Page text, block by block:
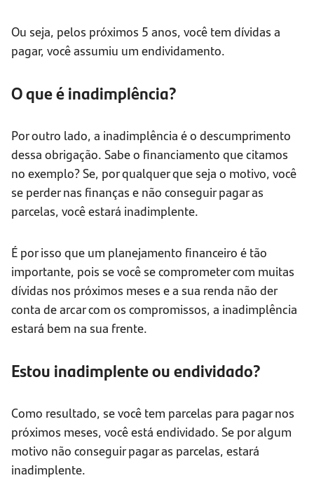
Ou seja, pelos próximos 5 anos, você tem dívidas a
pagar, você assumiu um endividamento.
O que é inadimplência?
Por outro lado, a inadimplência é o descumprimento
dessa obrigação. Sabe o financiamento que citamos
no exemplo? Se, por qualquer que seja o motivo, você
se perder nas finanças e não conseguir pagar as
parcelas, você estará inadimplente.
É por isso que um planejamento financeiro é tão
importante, pois se você se comprometer com muitas
dívidas nos próximos meses e a sua renda não der
conta de arcar com os compromissos, a inadimplência
estará bem na sua frente.
Estou inadimplente ou endividado?
Como resultado, se você tem parcelas para pagar nos
próximos meses, você está endividado. Se por algum
motivo não conseguir pagar as parcelas, estará
inadimplente.